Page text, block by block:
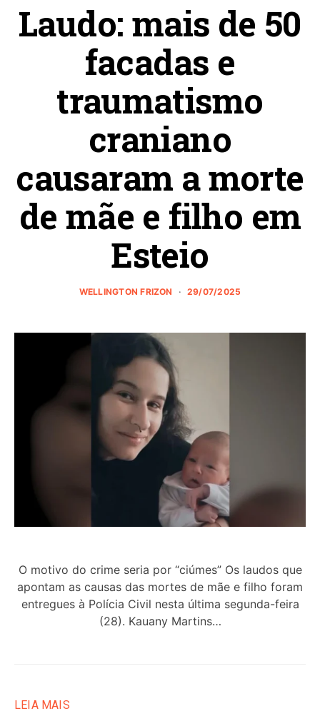
Laudo: mais de 50
facadas e
traumatismo
craniano
causaram a morte
de mãe e filho em
Esteio
WELLINGTON FRIZON 29/07/2025
O motivo do crime seria por “ciúmes” Os laudos que
apontam as causas das mortes de mãe e filho foram
entregues à Polícia Civil nesta última segunda-feira
(28). Kauany Martins…
LEIA MAIS